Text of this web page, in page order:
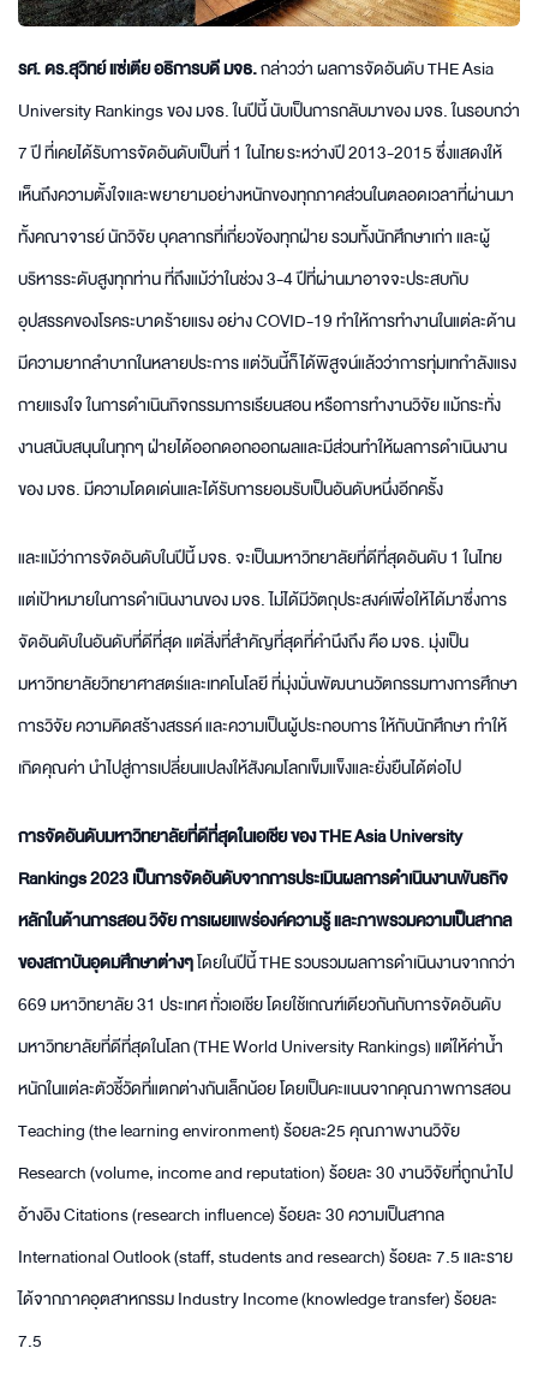
รศ. ดร.สุวิทย์ แซ่เตีย อธิการบดี มจธ.กล่าวว่า ผลการจัดอันดับ THE Asia
University Rankings ของ มจธ. ในปีนี้ นับเป็นการกลับมาของ มจธ. ในรอบกว่า
7 ปี ที่เคยได้รับการจัดอันดับเป็นที่ 1 ในไทย ระหว่างปี 2013-2015 ซึ่งแสดงให้
เห็นถึงความตั้งใจและพยายามอย่างหนักของทุกภาคส่วนในตลอดเวลาที่ผ่านมา
ทั้งคณาจารย์ นักวิจัย บุคลากรที่เกี่ยวข้องทุกฝ่าย รวมทั้งนักศึกษาเก่า และผู้
บริหารระดับสูงทุกท่าน ที่ถึงแม้ว่าในช่วง 3-4 ปีที่ผ่านมาอาจจะประสบกับ
อุปสรรคของโรคระบาดร้ายแรง อย่าง COVID-19 ทำให้การทำงานในแต่ละด้าน
มีความยากลำบากในหลายประการ แต่วันนี้ก็ได้พิสูจน์แล้วว่าการทุ่มเทกำลังแรง
กายแรงใจ ในการดำเนินกิจกรรมการเรียนสอน หรือการทำงานวิจัย แม้กระทั่ง
งานสนับสนุนในทุกๆ ฝ่ายได้ออกดอกออกผลและมีส่วนทำให้ผลการดำเนินงาน
ของ มจธ. มีความโดดเด่นและได้รับการยอมรับเป็นอันดับหนึ่งอีกครั้ง
และแม้ว่าการจัดอันดับในปีนี้ มจธ. จะเป็นมหาวิทยาลัยที่ดีที่สุดอันดับ 1 ในไทย
แต่เป้าหมายในการดำเนินงานของ มจธ. ไม่ได้มีวัตถุประสงค์เพื่อให้ได้มาซึ่งการ
จัดอันดับในอันดับที่ดีที่สุด แต่สิ่งที่สำคัญที่สุดที่คำนึงถึง คือ มจธ. มุ่งเป็น
มหาวิทยาลัยวิทยาศาสตร์และเทคโนโลยี ที่มุ่งมั่นพัฒนานวัตกรรมทางการศึกษา
การวิจัย ความคิดสร้างสรรค์ และความเป็นผู้ประกอบการ ให้กับนักศึกษา ทำให้
เกิดคุณค่า นำไปสู่การเปลี่ยนแปลงให้สังคมโลกเข็มแข็งและยั่งยืนได้ต่อไป
การจัดอันดับมหาวิทยาลัยที่ดีที่สุดในเอเชีย ของ THE Asia University
Rankings 2023 เป็นการจัดอันดับจากการประเมินผลการดำเนินงานพันธกิจ
หลักในด้านการสอน วิจัย การเผยแพร่องค์ความรู้ และภาพรวมความเป็นสากล
ของสถาบันอุดมศึกษาต่างๆโดยในปีนี้ THE รวบรวมผลการดำเนินงานจากกว่า
669 มหาวิทยาลัย 31 ประเทศ ทั่วเอเชีย โดยใช้เกณฑ์เดียวกันกับการจัดอันดับ
มหาวิทยาลัยที่ดีที่สุดในโลก (THE World University Rankings) แต่ให้ค่าน้ำ
หนักในแต่ละตัวชี้วัดที่แตกต่างกันเล็กน้อย โดยเป็นคะแนนจากคุณภาพการสอน
Teaching (the learning environment) ร้อยละ25 คุณภาพงานวิจัย
Research (volume, income and reputation) ร้อยละ 30 งานวิจัยที่ถูกนำไป
อ้างอิง Citations (research influence) ร้อยละ 30 ความเป็นสากล
International Outlook (staff, students and research) ร้อยละ 7.5 และราย
ได้จากภาคอุตสาหกรรม Industry Income (knowledge transfer) ร้อยละ
7.5